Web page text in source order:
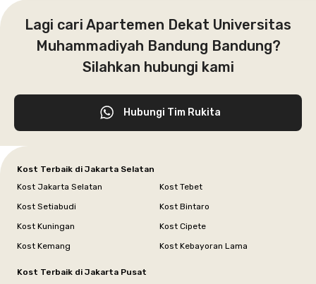
Lagi cari Apartemen Dekat Universitas
Muhammadiyah Bandung Bandung?
Silahkan hubungi kami
Hubungi Tim Rukita
Kost Terbaik di Jakarta Selatan
Kost Jakarta Selatan
Kost Tebet
Kost Setiabudi
Kost Bintaro
Kost Kuningan
Kost Cipete
Kost Kemang
Kost Kebayoran Lama
Kost Terbaik di Jakarta Pusat